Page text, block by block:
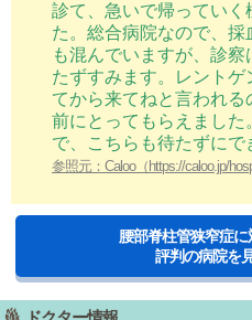
診て、急いで帰っていく
た。総合病院なので、
も混んでいますが、診
たずすみます。レント
てから来てねと言われ
前にとってもらえまし
で、こちらも待たずにで
参照元：Caloo（https://caloo.jp/
腰部脊柱管狭窄症
評判の病院を